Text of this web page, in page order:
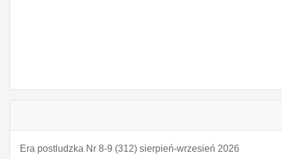
Era postludzka Nr 8-9 (312) sierpień-wrzesień 2026